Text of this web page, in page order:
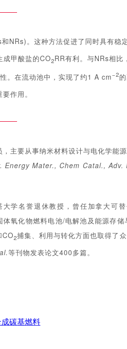
和NRs)。这种方法促进了同时具有
甲酸盐的CO2RR有利。与NRs相比
。在流动池中，实现了约1 A cm−2
作用。
主要从事纳米材料设计与电化学能
Energy Mater., Chem Catal.,
学名誉退休教授，曾任加拿大可
氧化物燃料电池/电解池及能源存
CO2捕集、利用与转化方面也取得了
等刊物发表论文400多篇。
碳基燃料